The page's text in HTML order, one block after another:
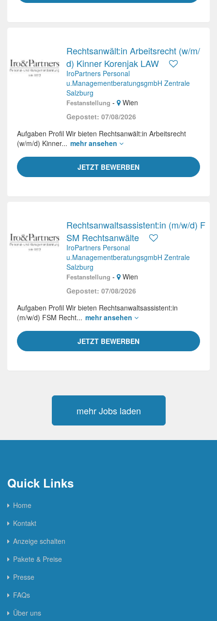
Rechtsanwält:in Arbeitsrecht (w/m/
d) Kinner Korenjak LAW
IroPartners Personal
u.ManagementberatungsgmbH Zentrale
Salzburg
Festanstellung -
Wien
Gepostet: 07/08/2026
JETZT BEWERBEN
Aufgaben Profil Wir bieten Rechtsanwält:in Arbeitsrecht
(w/m/d) Kinner... mehr ansehen
Rechtsanwaltsassistent:in (m/w/d) F
SM Rechtsanwälte
IroPartners Personal
u.ManagementberatungsgmbH Zentrale
Salzburg
Festanstellung -
Wien
Gepostet: 07/08/2026
JETZT BEWERBEN
Aufgaben Profil Wir bieten Rechtsanwaltsassistent:in
(m/w/d) FSM Recht... mehr ansehen
mehr Jobs laden
Quick Links
Home
Kontakt
Anzeige schalten
Pakete & Preise
Presse
FAQs
Über uns